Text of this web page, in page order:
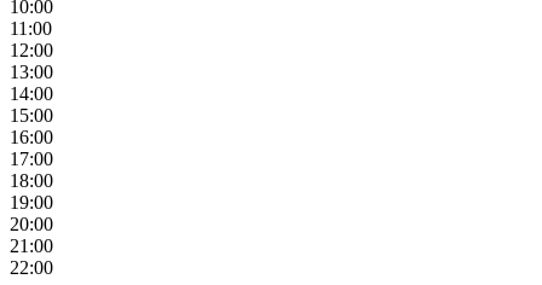
10:00
11:00
12:00
13:00
14:00
15:00
16:00
17:00
18:00
19:00
20:00
21:00
22:00